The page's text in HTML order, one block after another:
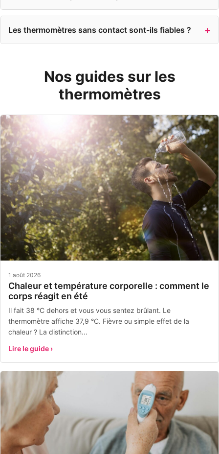
Les thermomètres sans contact sont-ils fiables ?
Nos guides sur les
thermomètres
1 août 2026
Chaleur et température corporelle : comment le
corps réagit en été
Il fait 38 °C dehors et vous vous sentez brûlant. Le
thermomètre affiche 37,9 °C. Fièvre ou simple effet de la
chaleur ? La distinction...
Lire le guide ›